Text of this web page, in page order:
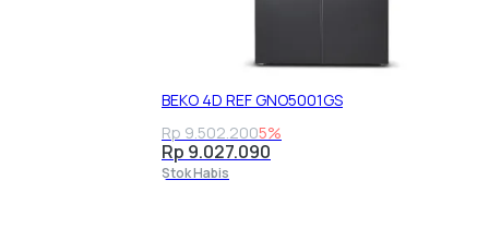
BEKO 4D REF GNO5001GS
Rp 9.502.2005%
Rp 9.027.090
Stok Habis